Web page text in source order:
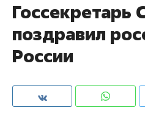
Госсекретарь
поздравил
России